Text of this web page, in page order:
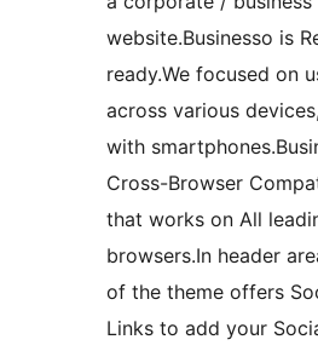
website.Businesso is
ready.We focused on
across various
with
Cross-Browser
that works on All
browsers.In header
of the theme offers
Links to add your